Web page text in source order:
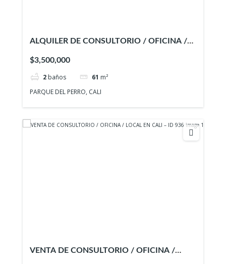
ALQUILER DE CONSULTORIO / OFICINA /
$3,500,000
2 baños 61 m²
PARQUE DEL PERRO, CALI
VENTA DE CONSULTORIO / OFICINA /